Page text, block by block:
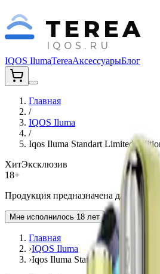
TEREA
IQOS.RU
IQOS IlumaTereaАксессуарыБлог
Главная
/
IQOS Iluma
/
Iqos Iluma Standart Limited
ХитЭксклюзив
18+
Продукция предназначена для лиц
Мне исполнилось 18 лет
Главная
›IQOS Iluma
›Iqos Iluma Standart Limited